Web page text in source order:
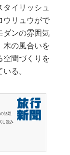
イリッシュ
ウリュウがで
ダンの雰囲気
木の風合いを
空間づくりを
る。
話題
し読み